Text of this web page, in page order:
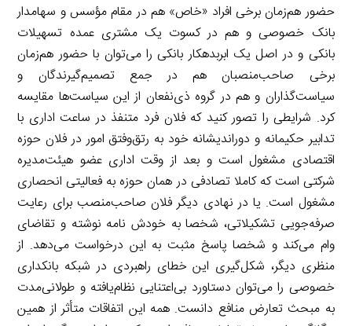
حضور هم‌زمان برخی افراد «خاص» هم در مقام مؤسس و سهامدار
بانک خصوصی و هم در کسوت یک مشتری عمده تسهیلات
بانکی و در اصل یک ابربدهکار بانکی را می‌توان با حضور هم‌زمان
برخی صاحب‌منصبان هم در جمع تصمیم‌گیرندگان و
سیاست‌گذاران و هم در گروه ذی‌نفعان از این سیاست‌ها مقایسه
کرد. شرایطی را تصور کنید که فلان فرد متنفذ در ساعت اداری با
تدابیر حکیمانه و دوراندیشانه خود به رتق‌وفتق امور در فلان حوزه
اقتصادی مشغول است و بعد از وقت اداری عضو هیئت‌مدیره
شرکتی است که کاملا تصادفی در همان حوزه به فعالیتی انحصاری
مشغول است. یا در نهادی دیگر فلان صاحب‌منصب برای رعایت
صرفه‌جویی تشکیلاتی، شخصا به خودش نامه نوشته و تقاضای
وام می‌کند و شخصا پاسخ مثبت به این درخواست می‌دهد. از
منظری دیگر، شکل‌گیری این خطای راهبردی در شبکه بانکداری
خصوصی را می‌توان دستاورد بی‌اعتنایی نظام‌یافته و طولانی‌مدت
به مبحث تعارض منافع دانست. همه این اتفاقات متأثر از همین